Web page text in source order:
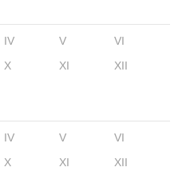
IV V
VI
X XI XII
IV V
VI
X XI XII